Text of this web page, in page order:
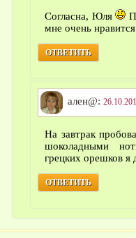
Согласна, Юля
мне очень
ОТВЕТИТЬ
ален@:
На завтрак
шоколадными
грецких орешков я
ОТВЕТИТЬ